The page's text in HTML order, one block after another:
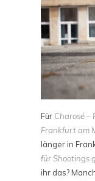
Für Charosé –
Frankfurt am
länger in
für Shootings
ihr das?